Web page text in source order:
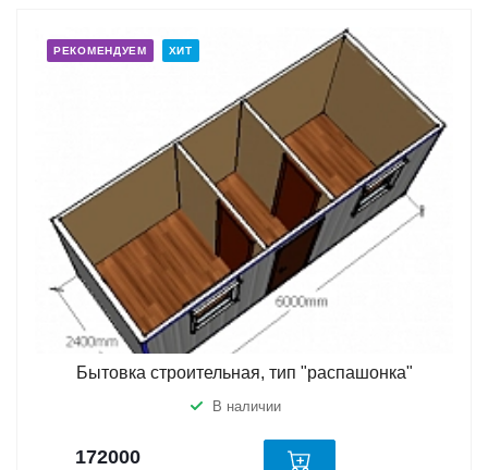
РЕКОМЕНДУЕМ ХИТ
Бытовка строительная, тип "распашонка"
В наличии
172000